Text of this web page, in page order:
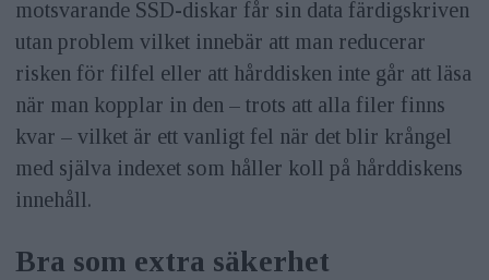
motsvarande SSD-diskar får sin data färdigskriven
utan problem vilket innebär att man reducerar
risken för filfel eller att hårddisken inte går att läsa
när man kopplar in den – trots att alla filer finns
kvar – vilket är ett vanligt fel när det blir krångel
med själva indexet som håller koll på hårddiskens
innehåll.
Bra som extra säkerhet